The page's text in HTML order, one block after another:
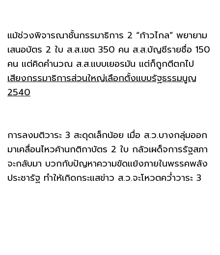
แม้ช่วงพิจารณาชั้นกรรมาธิการ 2 “ก้าวไกล” พยายาม
เสนอบัตร 2 ใบ ส.ส.เขต 350 คน ส.ส.บัญชีรายชื่อ 150
คน แต่คิดคำนวณ ส.ส.แบบเยอรมัน แต่ก็ถูกตีตกไป
เสียงกรรมาธิการส่วนใหญ่เลือกตั้งแบบรัฐธรรมนูญ
2540
การลงมติวาระ 3 สะดุดเล็กน้อย เมื่อ ส.ว.บางกลุ่มออก
มาเคลื่อนไหวค้านกติกาบัตร 2 ใบ กลัวเผด็จการรัฐสภา
จะกลับมา บวกกับปัญหาความขัดแย้งภายในพรรคพลัง
ประชารัฐ ทำให้เกิดกระแสข่าว ส.ว.จะโหวตคว่ำวาระ 3